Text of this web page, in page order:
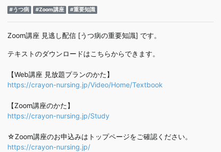
#うつ病 #Zoom講座 #重要知識
Zoom講座 見逃し配信 [うつ病の重要知識] です。
テキストのダウンロードはこちらからできます。
【Web講座 見放題プランのかた】
https://crayon-nursing.jp/Video/Home/Textbook
【Zoom講座のかた】
https://crayon-nursing.jp/Study
☆Zoom講座のお申込みはトップページをご確認ください。
https://crayon-nursing.jp/